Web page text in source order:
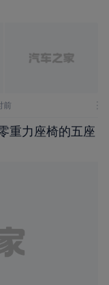
前
重力座椅的五座